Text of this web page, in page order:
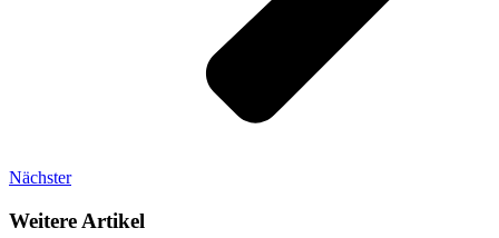
Nächster
Weitere Artikel